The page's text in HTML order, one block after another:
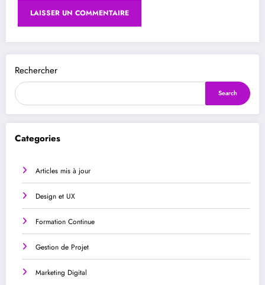
Rechercher
Search
Categories
Articles mis à jour
Design et UX
Formation Continue
Gestion de Projet
Marketing Digital